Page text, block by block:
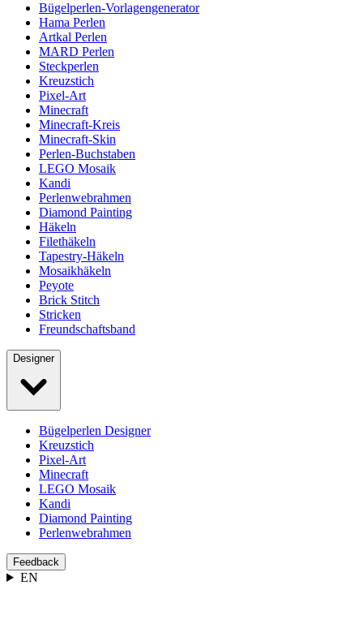
Bügelperlen-Vorlagengenerator
Hama Perlen
Artkal Perlen
MARD Perlen
Steckperlen
Kreuzstich
Pixel-Art
Minecraft
Minecraft-Kreis
Minecraft-Skin
Perlen-Buchstaben
LEGO Mosaik
Kandi
Perlenwebrahmen
Diamond Painting
Häkeln
Filethäkeln
Tapestry-Häkeln
Mosaikhäkeln
Peyote
Brick Stitch
Stricken
Freundschaftsband
Designer
Bügelperlen Designer
Kreuzstich
Pixel-Art
Minecraft
LEGO Mosaik
Kandi
Diamond Painting
Perlenwebrahmen
Feedback
EN